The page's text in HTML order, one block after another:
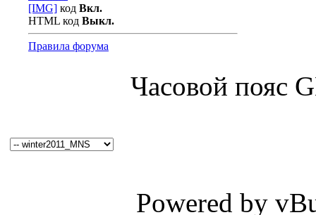
[IMG] код Вкл.
HTML код Выкл.
Правила форума
Часовой пояс
Powered by